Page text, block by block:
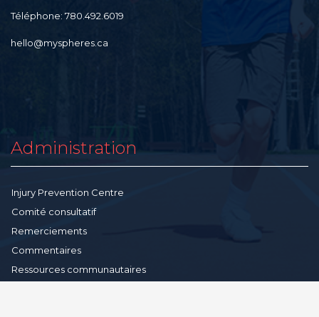
Téléphone: 780.492.6019
hello@myspheres.ca
Administration
Injury Prevention Centre
Comité consultatif
Remerciements
Commentaires
Ressources communautaires